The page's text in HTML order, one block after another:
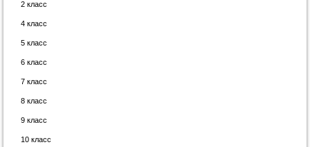
2 класс
4 класс
5 класс
6 класс
7 класс
8 класс
9 класс
10 класс